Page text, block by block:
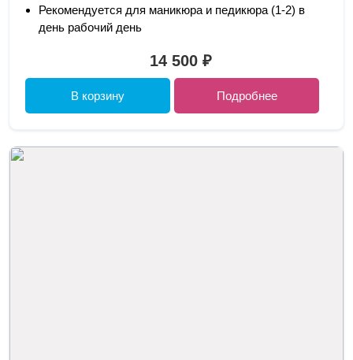
Рекомендуется для маникюра и педикюра (1-2) в
день рабочий день
14 500 ₽
В корзину Подробнее